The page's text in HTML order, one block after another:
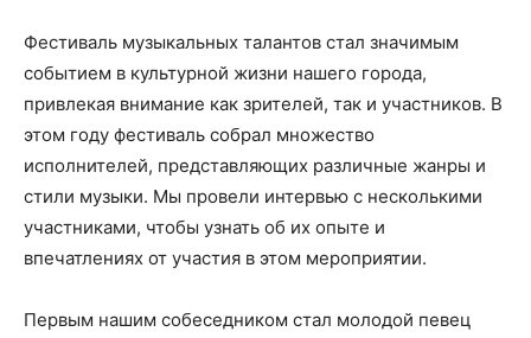
Фестиваль музыкальных талантов стал значимым
событием в культурной жизни нашего города,
привлекая внимание как зрителей, так и участников. В
этом году фестиваль собрал множество
исполнителей, представляющих различные жанры и
стили музыки. Мы провели интервью с несколькими
участниками, чтобы узнать об их опыте и
впечатлениях от участия в этом мероприятии.
Первым нашим собеседником стал молодой певец